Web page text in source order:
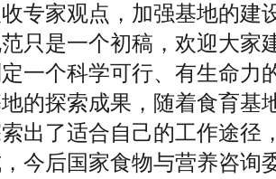
专家观点，加强基地的建
只是一个初稿，欢迎大家
一个科学可行、有生命力
的探索成果，随着食育基
出了适合自己的工作途径
今后国家食物与营养咨询